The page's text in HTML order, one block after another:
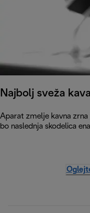
Najbolj sveža kava
Aparat zmelje kavna
bo naslednja skodelica